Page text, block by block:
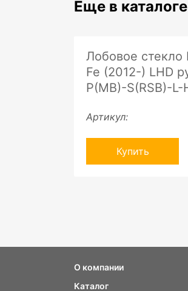
Еще в каталоге
Лобовое стекло
Fe (2012-) LHD
P(MB)-S(RSB)-L-
Артикул:
Купить
О компании
Каталог